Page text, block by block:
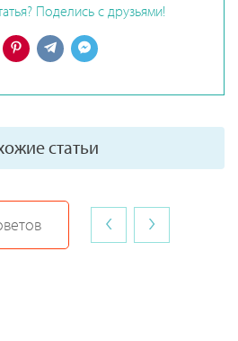
Поделись с друзьями!
статьи
‹ ›